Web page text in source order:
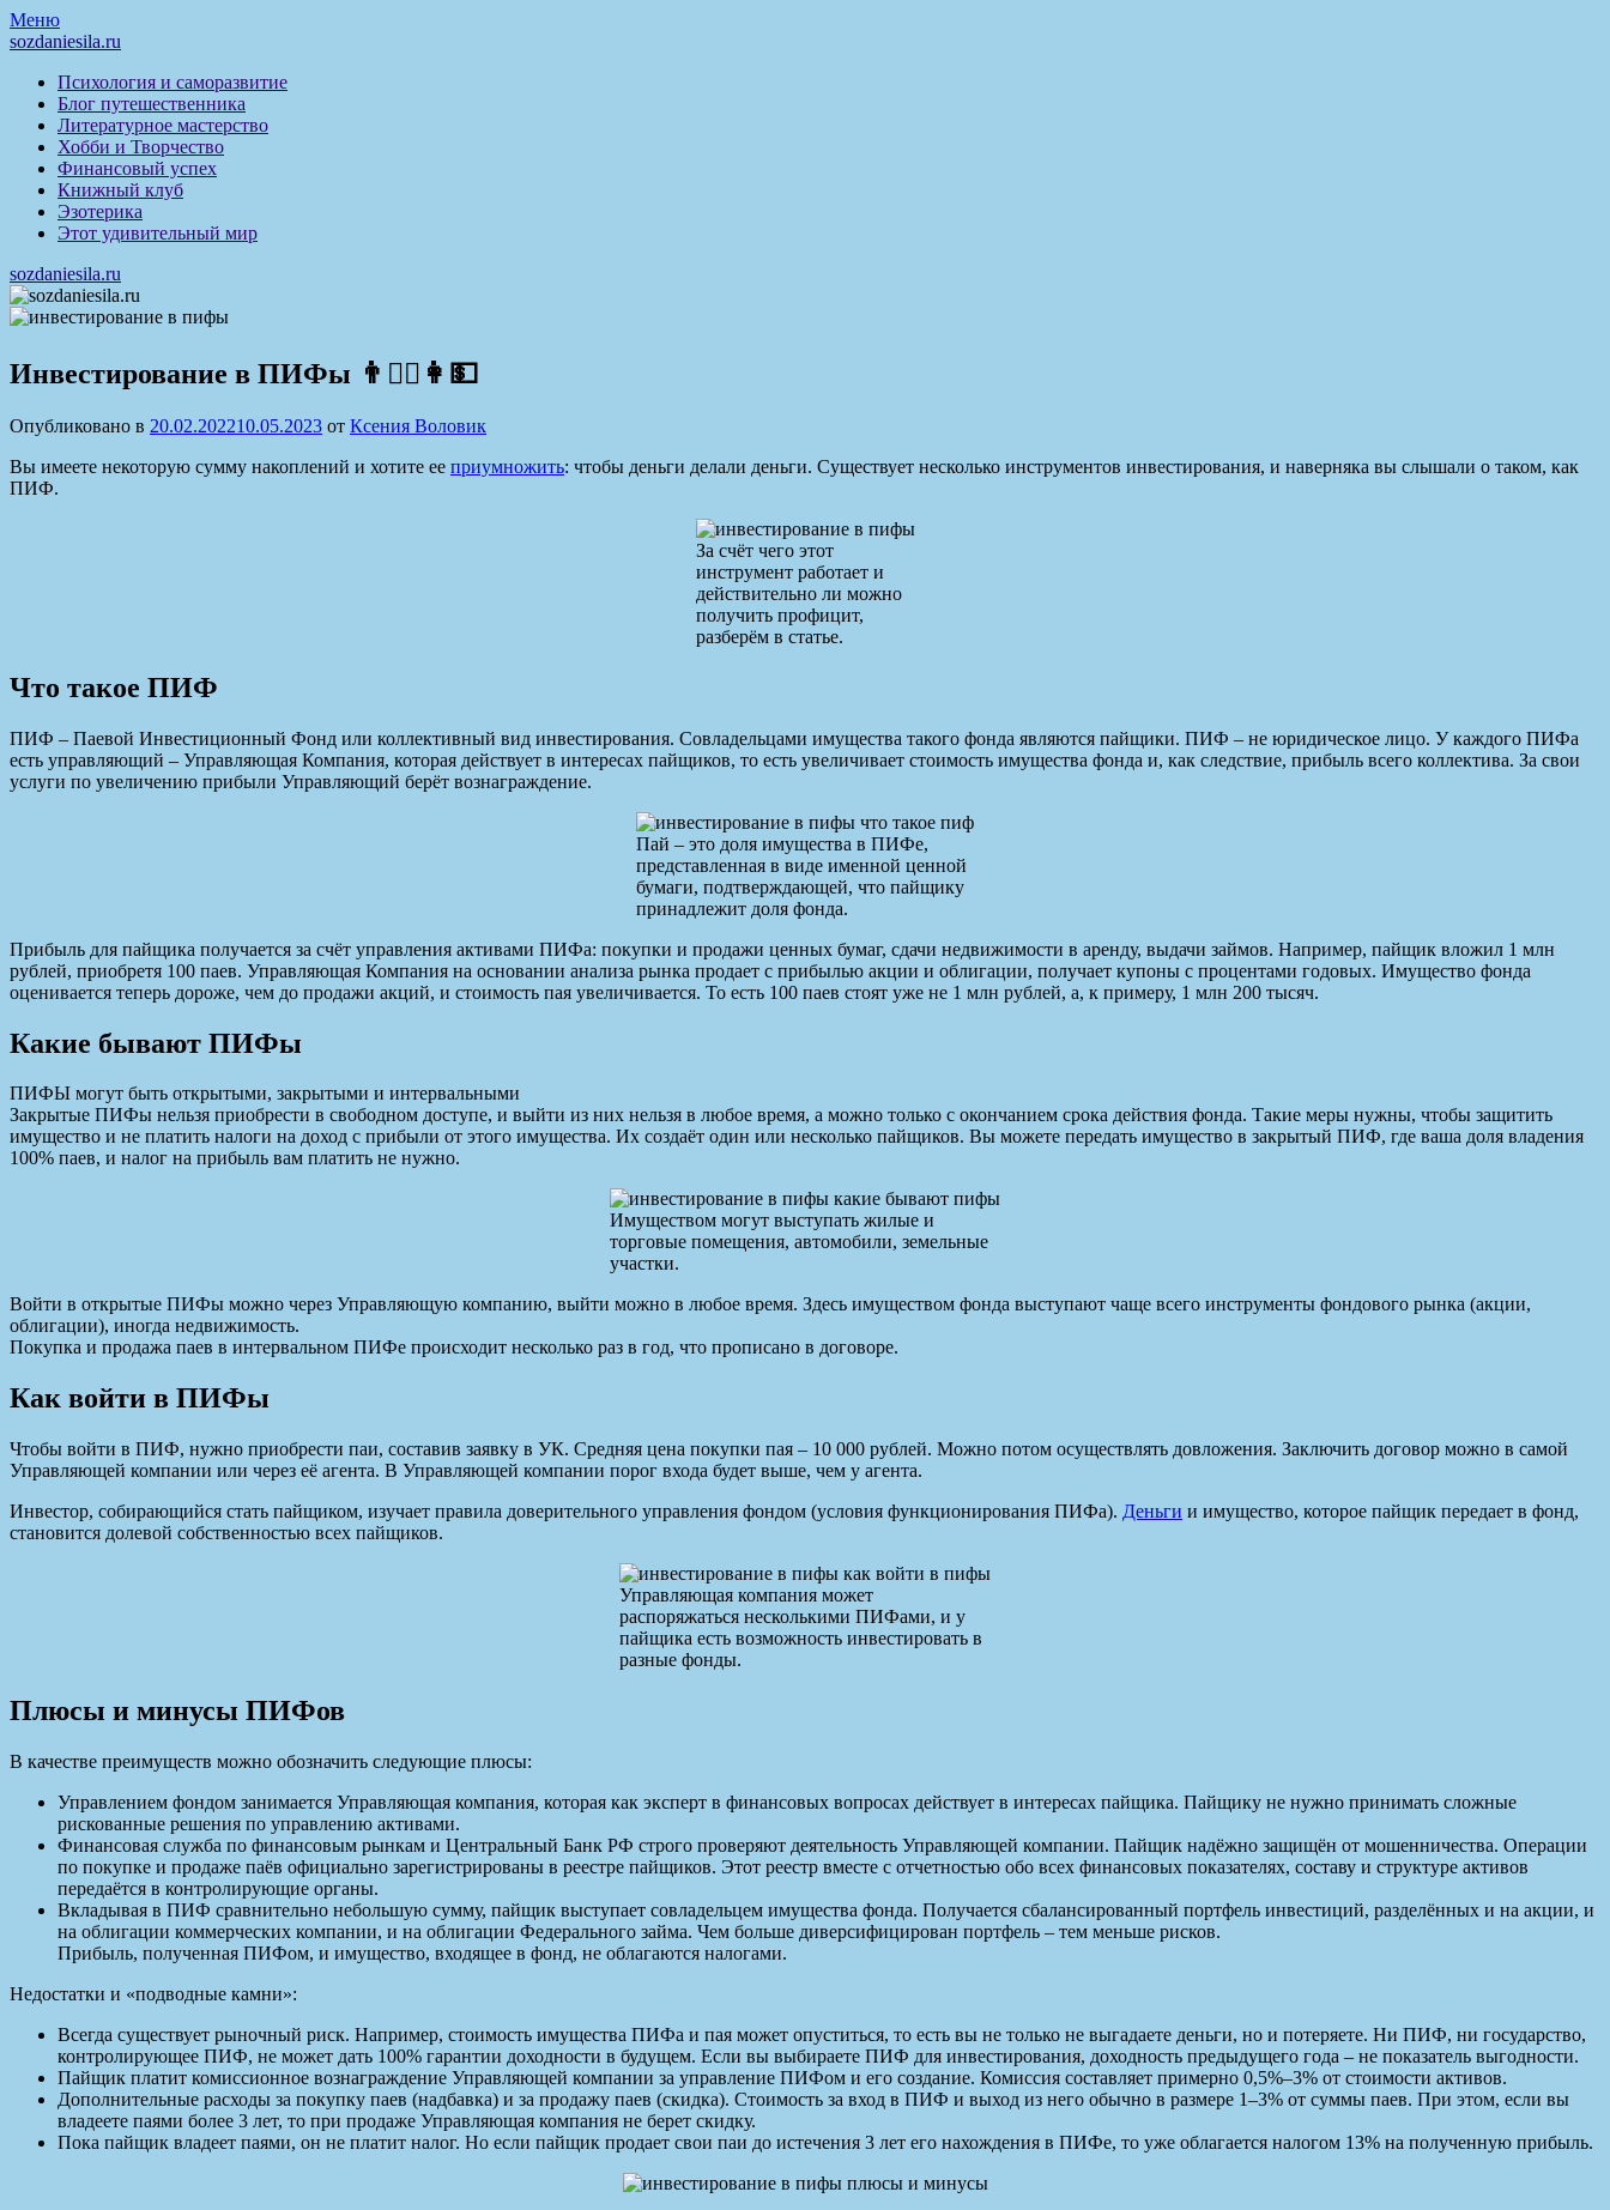
Перейти
к
Меню
sozdaniesila.ru
Психология и саморазвитие
Блог путешественника
Литературное мастерство
Хобби и Творчество
Финансовый успех
Книжный клуб
Эзотерика
Этот удивительный мир
sozdaniesila.ru
Инвестирование в ПИФы 👨👱‍♂️👩💵
Опубликовано в 20.02.202210.05.2023 от Ксения Воловик
Вы имеете некоторую сумму накоплений и хотите ее приумножить: чтобы деньги делали деньги. Существует несколько инструментов инвестирования, и наверняка вы слышали о таком, как
ПИФ.
За счёт чего этот
инструмент работает и
действительно ли можно
получить профицит,
разберём в статье.
Что такое ПИФ
ПИФ – Паевой Инвестиционный Фонд или коллективный вид инвестирования. Совладельцами имущества такого фонда являются пайщики. ПИФ – не юридическое лицо. У каждого ПИФа
есть управляющий – Управляющая Компания, которая действует в интересах пайщиков, то есть увеличивает стоимость имущества фонда и, как следствие, прибыль всего коллектива. За свои
услуги по увеличению прибыли Управляющий берёт вознаграждение.
Пай – это доля имущества в ПИФе,
представленная в виде именной ценной
бумаги, подтверждающей, что пайщику
принадлежит доля фонда.
Прибыль для пайщика получается за счёт управления активами ПИФа: покупки и продажи ценных бумаг, сдачи недвижимости в аренду, выдачи займов. Например, пайщик вложил 1 млн
рублей, приобретя 100 паев. Управляющая Компания на основании анализа рынка продает с прибылью акции и облигации, получает купоны с процентами годовых. Имущество фонда
оценивается теперь дороже, чем до продажи акций, и стоимость пая увеличивается. То есть 100 паев стоят уже не 1 млн рублей, а, к примеру, 1 млн 200 тысяч.
Какие бывают ПИФы
ПИФЫ могут быть открытыми, закрытыми и интервальными
Закрытые ПИФы нельзя приобрести в свободном доступе, и выйти из них нельзя в любое время, а можно только с окончанием срока действия фонда. Такие меры нужны, чтобы защитить
имущество и не платить налоги на доход с прибыли от этого имущества. Их создаёт один или несколько пайщиков. Вы можете передать имущество в закрытый ПИФ, где ваша доля владения
100% паев, и налог на прибыль вам платить не нужно.
Имуществом могут выступать жилые и
торговые помещения, автомобили, земельные
участки.
Войти в открытые ПИФы можно через Управляющую компанию, выйти можно в любое время. Здесь имуществом фонда выступают чаще всего инструменты фондового рынка (акции,
облигации), иногда недвижимость.
Покупка и продажа паев в интервальном ПИФе происходит несколько раз в год, что прописано в договоре.
Как войти в ПИФы
Чтобы войти в ПИФ, нужно приобрести паи, составив заявку в УК. Средняя цена покупки пая – 10 000 рублей. Можно потом осуществлять довложения. Заключить договор можно в самой
Управляющей компании или через её агента. В Управляющей компании порог входа будет выше, чем у агента.
Инвестор, собирающийся стать пайщиком, изучает правила доверительного управления фондом (условия функционирования ПИФа). Деньги и имущество, которое пайщик передает в фонд,
становится долевой собственностью всех пайщиков.
Управляющая компания может
распоряжаться несколькими ПИФами, и у
пайщика есть возможность инвестировать в
разные фонды.
Плюсы и минусы ПИФов
В качестве преимуществ можно обозначить следующие плюсы:
Управлением фондом занимается Управляющая компания, которая как эксперт в финансовых вопросах действует в интересах пайщика. Пайщику не нужно принимать сложные
рискованные решения по управлению активами.
Финансовая служба по финансовым рынкам и Центральный Банк РФ строго проверяют деятельность Управляющей компании. Пайщик надёжно защищён от мошенничества. Операции
по покупке и продаже паёв официально зарегистрированы в реестре пайщиков. Этот реестр вместе с отчетностью обо всех финансовых показателях, составу и структуре активов
передаётся в контролирующие органы.
Вкладывая в ПИФ сравнительно небольшую сумму, пайщик выступает совладельцем имущества фонда. Получается сбалансированный портфель инвестиций, разделённых и на акции, и
на облигации коммерческих компании, и на облигации Федерального займа. Чем больше диверсифицирован портфель – тем меньше рисков.
Прибыль, полученная ПИФом, и имущество, входящее в фонд, не облагаются налогами.
Недостатки и «подводные камни»:
Всегда существует рыночный риск. Например, стоимость имущества ПИФа и пая может опуститься, то есть вы не только не выгадаете деньги, но и потеряете. Ни ПИФ, ни государство,
контролирующее ПИФ, не может дать 100% гарантии доходности в будущем. Если вы выбираете ПИФ для инвестирования, доходность предыдущего года – не показатель выгодности.
Пайщик платит комиссионное вознаграждение Управляющей компании за управление ПИФом и его создание. Комиссия составляет примерно 0,5%–3% от стоимости активов.
Дополнительные расходы за покупку паев (надбавка) и за продажу паев (скидка). Стоимость за вход в ПИФ и выход из него обычно в размере 1–3% от суммы паев. При этом, если вы
владеете паями более 3 лет, то при продаже Управляющая компания не берет скидку.
Пока пайщик владеет паями, он не платит налог. Но если пайщик продает свои паи до истечения 3 лет его нахождения в ПИФе, то уже облагается налогом 13% на полученную прибыль.